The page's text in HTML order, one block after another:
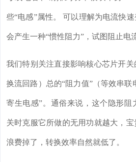
些“电感”属性。 可以理解为电流快
会产生一种“惯性阻力”，试图阻止电
我们特别关注直接影响核心芯片开
换流回路）总的“阻力值”（等效串联
寄生电感”。通俗来说，这个隐形阻
关时克服它所做的无用功就越大，
浪费掉了，转换效率自然就低了。